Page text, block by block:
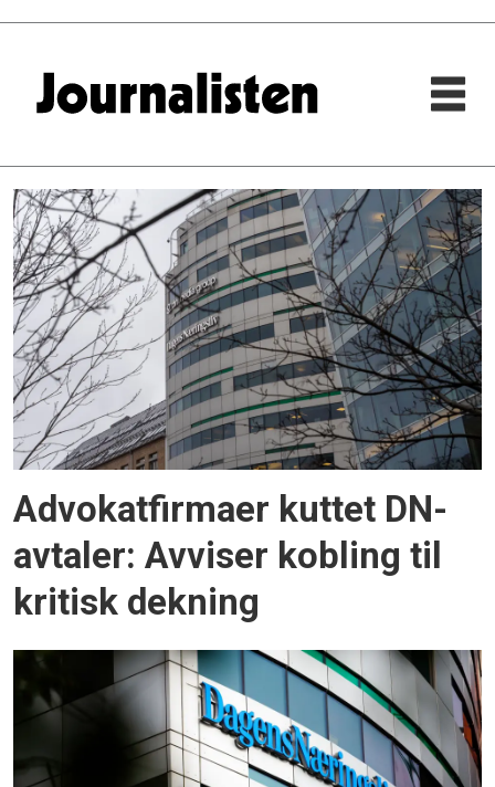
Tag:
dn
Advokatfirmaer kuttet DN-
avtaler: Avviser kobling til
kritisk dekning